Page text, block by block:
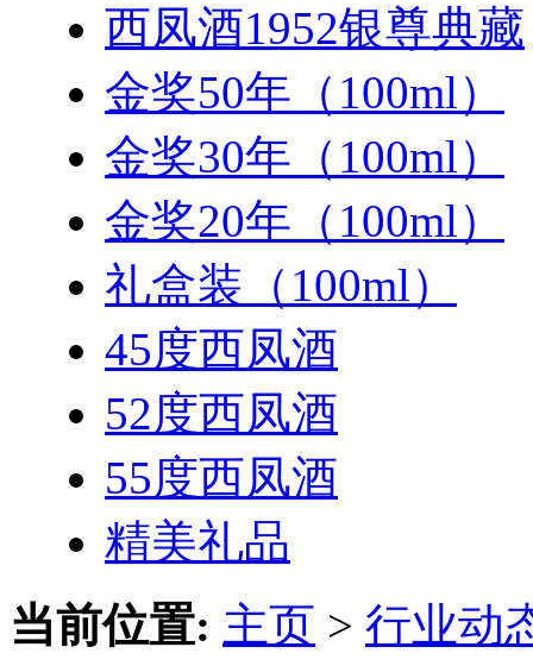
西凤酒1952银尊典藏
金奖50年（100ml）
金奖30年（100ml）
金奖20年（100ml）
礼盒装（100ml）
45度西凤酒
52度西凤酒
55度西凤酒
精美礼品
当前位置: 主页 > 行业动